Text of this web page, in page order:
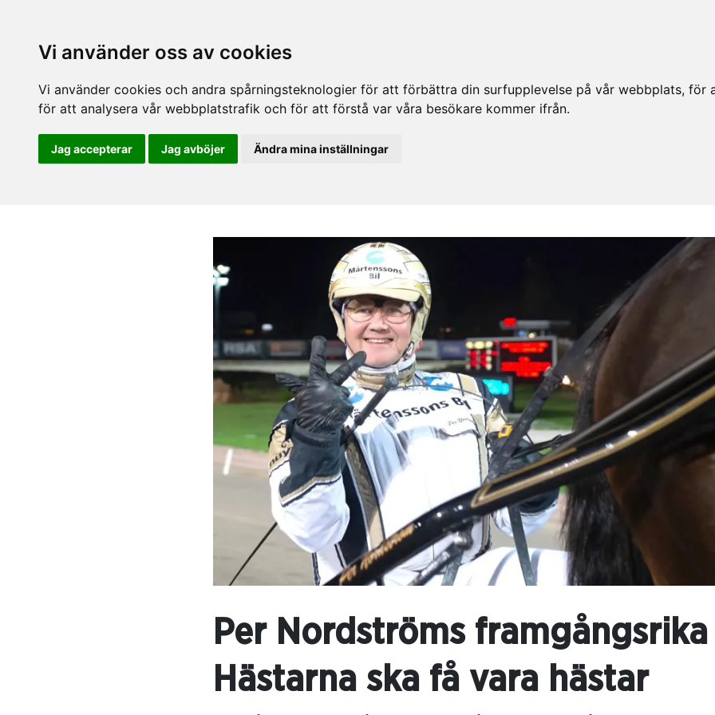
Vi använder oss av cookies
Vi använder cookies och andra spårningsteknologier för att förbättra din surfupplevelse på vår webbplats, för
för att analysera vår webbplatstrafik och för att förstå var våra besökare kommer ifrån.
Jag accepterar Jag avböjer Ändra mina inställningar
Per Nordströms
Hästarna ska få vara hästar